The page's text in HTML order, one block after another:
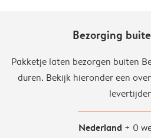
Bezorging
Pakketje laten bezorgen buiten
duren. Bekijk hieronder een
Nederland + 0